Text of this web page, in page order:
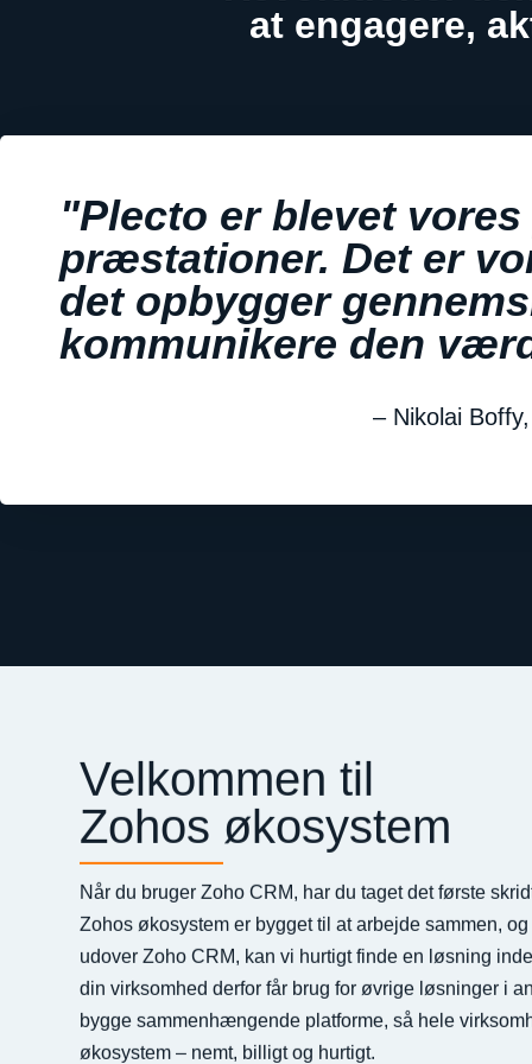
at engagere,
"Plecto er blevet
præstationer. Det er
det opbygger
kommunikere den
– Nikolai
Velkommen til
Zohos økosystem
Zohos økosystem er bygget til at arbejde sammen,
udover Zoho CRM, kan vi hurtigt finde en løsning
din virksomhed derfor får brug for øvrige løsninger i
bygge sammenhængende platforme, så hele
økosystem – nemt, billigt og hurtigt.